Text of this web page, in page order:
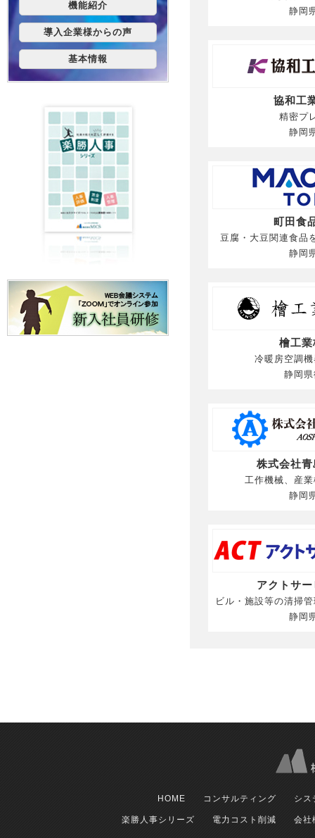
静岡
協和工
精密プ
静岡
町田食
豆腐・大豆関連食品
静岡
檜工
冷暖房空調
静岡
株式会社
工作機械、産
静岡
アクトサ
ビル・施設等の清掃
静岡
HOME コンサルティング シス
楽勝人事シリーズ 電力コスト削減 会社